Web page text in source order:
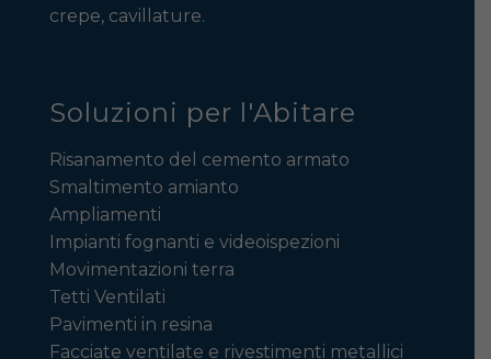
crepe, cavillature.
Soluzioni per l'Abitare
Risanamento del cemento armato
Smaltimento amianto
Ampliamenti
Impianti fognanti e videoispezioni
Movimentazioni terra
Tetti Ventilati
Pavimenti in resina
Facciate ventilate e rivestimenti metallici